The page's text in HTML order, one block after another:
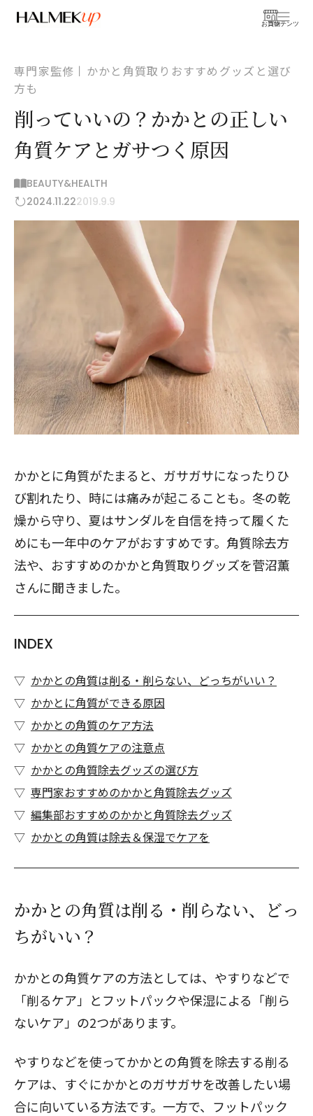
お買物
コンテンツ
専門家監修丨かかと角質取りおすすめグッズと選び
方も
削っていいの？かかとの正しい
角質ケアとガサつく原因
BEAUTY&HEALTH
2024.11.222019.9.9
かかとに角質がたまると、ガサガサになったりひ
び割れたり、時には痛みが起こることも。冬の乾
燥から守り、夏はサンダルを自信を持って履くた
めにも一年中のケアがおすすめです。角質除去方
法や、おすすめのかかと角質取りグッズを菅沼薫
さんに聞きました。
INDEX
かかとの角質は削る・削らない、どっちがいい？
かかとに角質ができる原因
かかとの角質のケア方法
かかとの角質ケアの注意点
かかとの角質除去グッズの選び方
専門家おすすめのかかと角質除去グッズ
編集部おすすめのかかと角質除去グッズ
かかとの角質は除去＆保湿でケアを
かかとの角質は削る・削らない、どっ
ちがいい？
かかとの角質ケアの方法としては、やすりなどで
「削るケア」とフットパックや保湿による「削ら
ないケア」の2つがあります。
やすりなどを使ってかかとの角質を除去する削る
ケアは、すぐにかかとのガサガサを改善したい場
合に向いている方法です。一方で、フットパック